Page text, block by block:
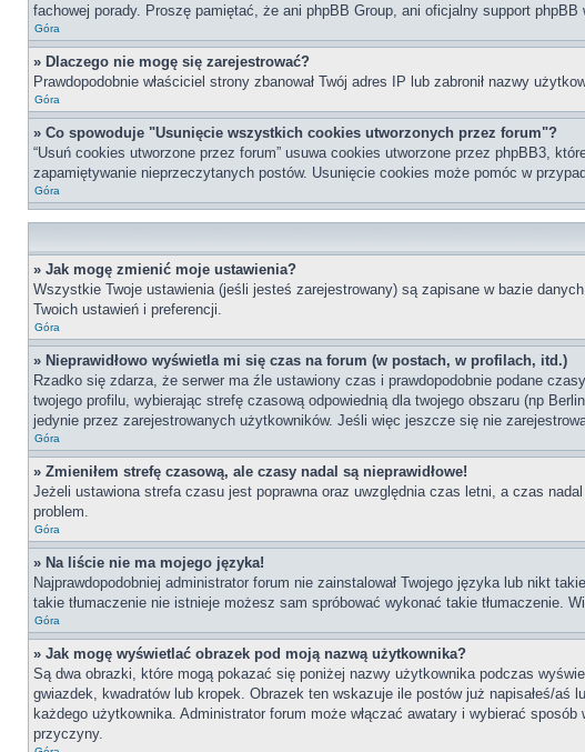
fachowej porady. Proszę pamiętać, że ani phpBB Group, ani oficjalny support
Góra
» Dlaczego nie mogę się zarejestrować?
Prawdopodobnie właściciel strony zbanował Twój adres IP lub zabronił nazwy
Góra
» Co spowoduje "Usunięcie wszystkich cookies utworzonych przez forum"?
“Usuń cookies utworzone przez forum” usuwa cookies utworzone przez phpBB3,
zapamiętywanie nieprzeczytanych postów. Usunięcie cookies może pomóc w
Góra
» Jak mogę zmienić moje ustawienia?
Wszystkie Twoje ustawienia (jeśli jesteś zarejestrowany) są zapisane w bazie
Twoich ustawień i preferencji.
Góra
» Nieprawidłowo wyświetla mi się czas na forum (w postach, w profilach, itd.)
Rzadko się zdarza, że serwer ma źle ustawiony czas i prawdopodobnie podane
twojego profilu, wybierając strefę czasową odpowiednią dla twojego obszaru (np
jedynie przez zarejestrowanych użytkowników. Jeśli więc jeszcze się nie
Góra
» Zmieniłem strefę czasową, ale czasy nadal są nieprawidłowe!
Jeżeli ustawiona strefa czasu jest poprawna oraz uwzględnia czas letni, a czas
problem.
Góra
» Na liście nie ma mojego języka!
Najprawdopodobniej administrator forum nie zainstalował Twojego języka lub nikt
takie tłumaczenie nie istnieje możesz sam spróbować wykonać takie tłumaczenie.
Góra
» Jak mogę wyświetlać obrazek pod moją nazwą użytkownika?
Są dwa obrazki, które mogą pokazać się poniżej nazwy użytkownika podczas
gwiazdek, kwadratów lub kropek. Obrazek ten wskazuje ile postów już napisałeś/
każdego użytkownika. Administrator forum może włączać awatary i wybierać
przyczyny.